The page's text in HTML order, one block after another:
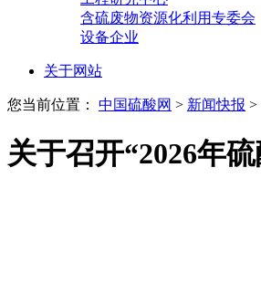
含硫废物资源化利用专委会
设备企业
关于网站
您当前位置： 中国硫酸网 > 新闻快报 >
关于召开“2026年